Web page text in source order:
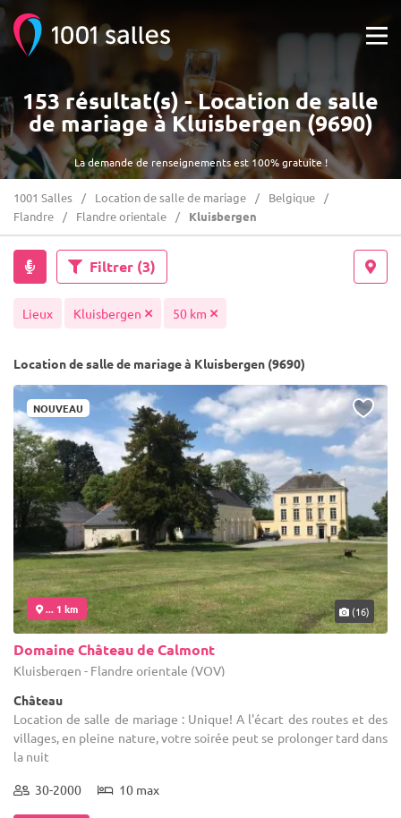
La demande de renseignements est 100% gratuite !
153 résultat(s) - Location de salle
de mariage à Kluisbergen (9690)
1001 Salles Location de salle de mariage
Belgique
Flandre
Flandre orientale Kluisbergen
Filtrer (3)
Lieux Kluisbergen 50 km
Location de salle de mariage à Kluisbergen (9690)
NOUVEAU
... 1 km (16)
Domaine Château de Calmont
Kluisbergen - Flandre orientale (VOV)
Château
Location de salle de mariage : Unique! A l'écart des routes et des
villages, en pleine nature, votre soirée peut se prolonger tard dans
la nuit
30-2000 10 max